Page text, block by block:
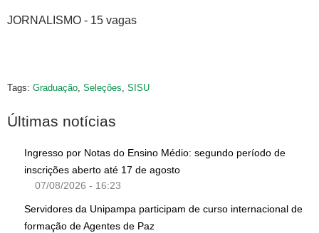
JORNALISMO - 15 vagas
Tags: Graduação, Seleções, SISU
Últimas notícias
Ingresso por Notas do Ensino Médio: segundo período de
inscrições aberto até 17 de agosto
07/08/2026 - 16:23
Servidores da Unipampa participam de curso internacional de
formação de Agentes de Paz